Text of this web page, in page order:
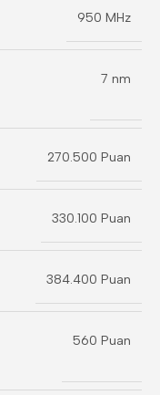
950 MHz
7 nm
270.500 Puan
330.100 Puan
384.400 Puan
560 Puan